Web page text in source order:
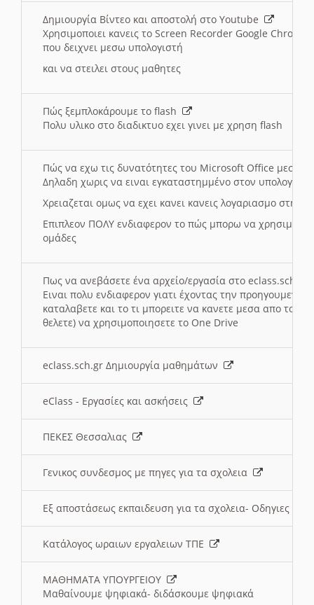
Δημιουργία Βίντεο και αποστολή στο Youtube
Χρησιμοποιει κανεις το Screen Recorder Google Chrome
που δειχνει μεσω υπολογιστή
και να στειλει στους μαθητες
Πώς ξεμπλοκάρουμε το flash
Πολυ υλικο στο διαδικτυο εχει γινει με χρηση flash
Πώς να εχω τις δυνατότητες του Microsoft Office μεσω
Δηλαδη χωρις να ειναι εγκαταστημμένο στον
Χρειαζεται ομως να εχει κανει κανεις λογαριασμο στη
Επιπλεον ΠΟΛΥ ενδιαφερον το πώς μπορω να
ομάδες
Πως να ανεβάσετε ένα αρχείο/εργασία στο eclass.sch.gr
Ειναι πολυ ενδιαφερον γιατι έχοντας την
καταλαβετε και το τι μπορειτε να κανετε μεσα απο το
θελετε) να χρησιμοποιησετε το One Drive
eclass.sch.gr Δημιουργία μαθημάτων
eClass - Εργασίες και ασκήσεις
ΠΕΚΕΣ Θεσσαλιας
Γενικος συνδεσμος με πηγες για τα σχολεια
Εξ αποστάσεως εκπαιδευση για τα σχολεια- Οδηγιες
Κατάλογος ωραιων εργαλειων ΤΠΕ
ΜΑΘΗΜΑΤΑ ΥΠΟΥΡΓΕΙΟΥ
Μαθαίνουμε ψηφιακά- διδάσκουμε ψηφιακά